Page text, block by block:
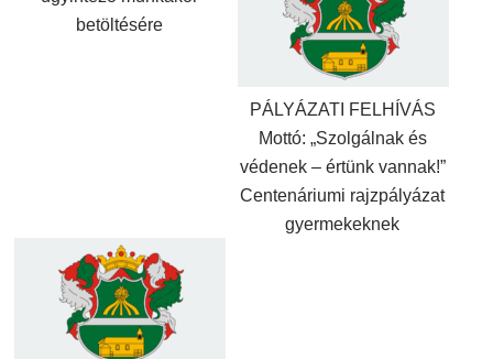
betöltésére
PÁLYÁZATI FELHÍVÁS
Mottó: „Szolgálnak és
védenek – értünk vannak!”
Centenáriumi rajzpályázat
gyermekeknek